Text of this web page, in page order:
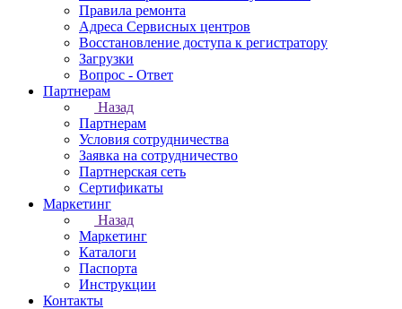
Правила ремонта
Адреса Сервисных центров
Восстановление доступа к регистратору
Загрузки
Вопрос - Ответ
Партнерам
Назад
Партнерам
Условия сотрудничества
Заявка на сотрудничество
Партнерская сеть
Сертификаты
Маркетинг
Назад
Маркетинг
Каталоги
Паспорта
Инструкции
Контакты